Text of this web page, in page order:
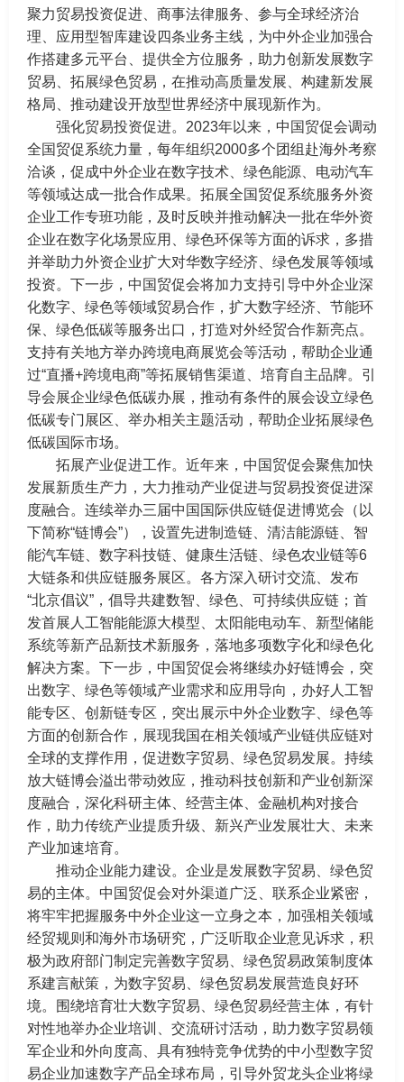
聚力贸易投资促进、商事法律服务、参与全球经济治
理、应用型智库建设四条业务主线，为中外企业加强合
作搭建多元平台、提供全方位服务，助力创新发展数字
贸易、拓展绿色贸易，在推动高质量发展、构建新发展
格局、推动建设开放型世界经济中展现新作为。
强化贸易投资促进。2023年以来，中国贸促会调动
全国贸促系统力量，每年组织2000多个团组赴海外考察
洽谈，促成中外企业在数字技术、绿色能源、电动汽车
等领域达成一批合作成果。拓展全国贸促系统服务外资
企业工作专班功能，及时反映并推动解决一批在华外资
企业在数字化场景应用、绿色环保等方面的诉求，多措
并举助力外资企业扩大对华数字经济、绿色发展等领域
投资。下一步，中国贸促会将加力支持引导中外企业深
化数字、绿色等领域贸易合作，扩大数字经济、节能环
保、绿色低碳等服务出口，打造对外经贸合作新亮点。
支持有关地方举办跨境电商展览会等活动，帮助企业通
过“直播+跨境电商”等拓展销售渠道、培育自主品牌。引
导会展企业绿色低碳办展，推动有条件的展会设立绿色
低碳专门展区、举办相关主题活动，帮助企业拓展绿色
低碳国际市场。
拓展产业促进工作。近年来，中国贸促会聚焦加快
发展新质生产力，大力推动产业促进与贸易投资促进深
度融合。连续举办三届中国国际供应链促进博览会（以
下简称“链博会”），设置先进制造链、清洁能源链、智
能汽车链、数字科技链、健康生活链、绿色农业链等6
大链条和供应链服务展区。各方深入研讨交流、发布
“北京倡议”，倡导共建数智、绿色、可持续供应链；首
发首展人工智能能源大模型、太阳能电动车、新型储能
系统等新产品新技术新服务，落地多项数字化和绿色化
解决方案。下一步，中国贸促会将继续办好链博会，突
出数字、绿色等领域产业需求和应用导向，办好人工智
能专区、创新链专区，突出展示中外企业数字、绿色等
方面的创新合作，展现我国在相关领域产业链供应链对
全球的支撑作用，促进数字贸易、绿色贸易发展。持续
放大链博会溢出带动效应，推动科技创新和产业创新深
度融合，深化科研主体、经营主体、金融机构对接合
作，助力传统产业提质升级、新兴产业发展壮大、未来
产业加速培育。
推动企业能力建设。企业是发展数字贸易、绿色贸
易的主体。中国贸促会对外渠道广泛、联系企业紧密，
将牢牢把握服务中外企业这一立身之本，加强相关领域
经贸规则和海外市场研究，广泛听取企业意见诉求，积
极为政府部门制定完善数字贸易、绿色贸易政策制度体
系建言献策，为数字贸易、绿色贸易发展营造良好环
境。围绕培育壮大数字贸易、绿色贸易经营主体，有针
对性地举办企业培训、交流研讨活动，助力数字贸易领
军企业和外向度高、具有独特竞争优势的中小型数字贸
易企业加速数字产品全球布局，引导外贸龙头企业将绿